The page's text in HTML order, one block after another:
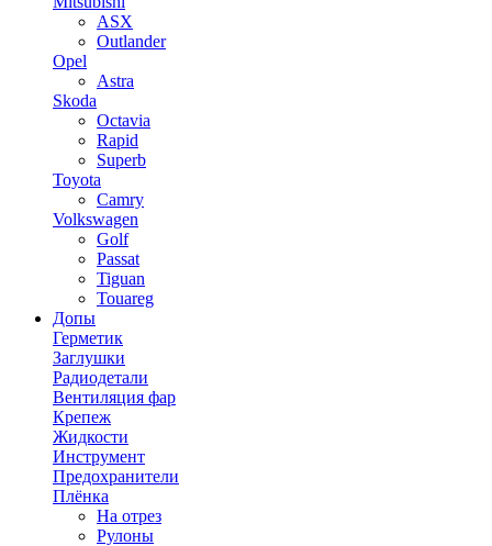
ASX
Outlander
Opel
Astra
Skoda
Octavia
Rapid
Superb
Toyota
Camry
Volkswagen
Golf
Passat
Tiguan
Touareg
Допы
Герметик
Заглушки
Радиодетали
Вентиляция фар
Крепеж
Жидкости
Инструмент
Предохранители
Плёнка
На отрез
Рулоны